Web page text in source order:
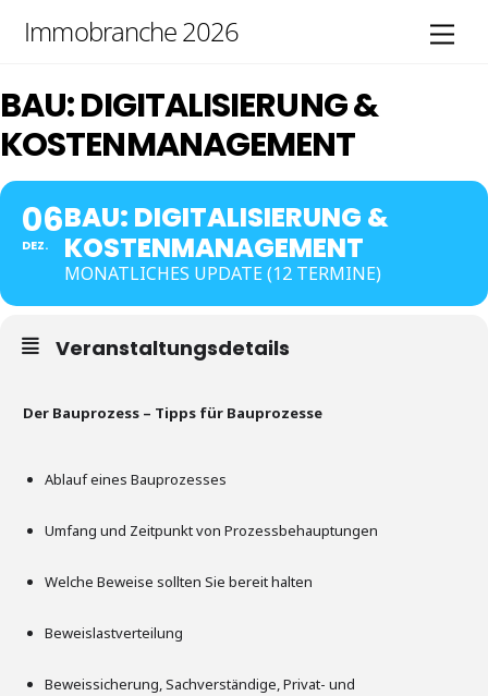
Immobranche 2026
BAU: DIGITALISIERUNG &
KOSTENMANAGEMENT
06
DEZ.
BAU: DIGITALISIERUNG &
KOSTENMANAGEMENT
MONATLICHES UPDATE (12 TERMINE)
Veranstaltungsdetails
Der Bauprozess – Tipps für Bauprozesse
Ablauf eines Bauprozesses
Umfang und Zeitpunkt von Prozessbehauptungen
Welche Beweise sollten Sie bereit halten
Beweislastverteilung
Beweissicherung, Sachverständige, Privat- und